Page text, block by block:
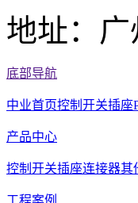
地址：
底部导航
中业首页控制开关插座
产品中心
控制开关插座连接器其